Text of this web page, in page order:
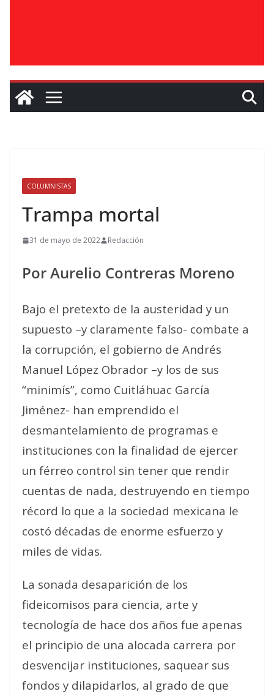
COLUMNISTAS
Trampa mortal
31 de mayo de 2022 Redacción
Por Aurelio Contreras Moreno
Bajo el pretexto de la austeridad y un
supuesto –y claramente falso- combate a
la corrupción, el gobierno de Andrés
Manuel López Obrador –y los de sus
“minimís”, como Cuitláhuac García
Jiménez- han emprendido el
desmantelamiento de programas e
instituciones con la finalidad de ejercer
un férreo control sin tener que rendir
cuentas de nada, destruyendo en tiempo
récord lo que a la sociedad mexicana le
costó décadas de enorme esfuerzo y
miles de vidas.
La sonada desaparición de los
fideicomisos para ciencia, arte y
tecnología de hace dos años fue apenas
el principio de una alocada carrera por
desvencijar instituciones, saquear sus
fondos y dilapidarlos, al grado de que